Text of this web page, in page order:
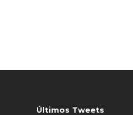
Últimos Tweets